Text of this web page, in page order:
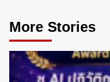
More Stories